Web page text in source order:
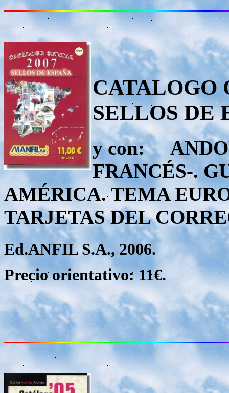
CATALOGO
SELLOS DE
y con:
FRANCÉS-.
AMÉRICA. TEMA
TARJETAS DEL
Ed.ANFIL S.A., 2006.
Precio orientativo: 11€.